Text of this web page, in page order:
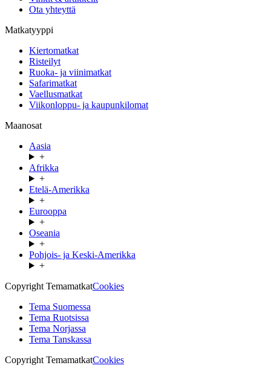
Ota yhteyttä
Matkatyyppi
Kiertomatkat
Risteilyt
Ruoka- ja viinimatkat
Safarimatkat
Vaellusmatkat
Viikonloppu- ja kaupunkilomat
Maanosat
Aasia
+
Afrikka
+
Etelä-Amerikka
+
Eurooppa
+
Oseania
+
Pohjois- ja Keski-Amerikka
+
Copyright TemamatkatCookies
Tema Suomessa
Tema Ruotsissa
Tema Norjassa
Tema Tanskassa
Copyright TemamatkatCookies